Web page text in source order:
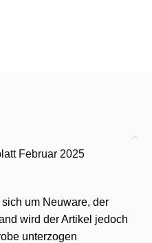
Februar 2025
um Neuware, der
wird der Artikel jedoch
unterzogen